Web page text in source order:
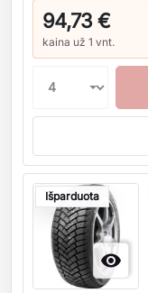
94,73 €
kaina už 1 vnt.
Išparduota

Kiekis